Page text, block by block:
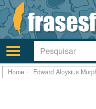
Ativar/desativar
a
navegação
Home Edward Aloysius